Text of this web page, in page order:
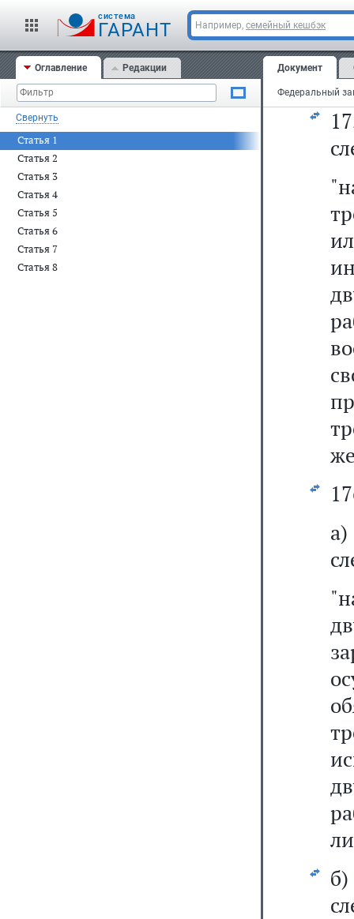
cистема
ГАРАНТ Например, семейный кешбэк
Оглавление Редакции
Свернуть
Статья 1
Статья 2
Статья 3
Статья 4
Статья 5
Статья 6
Статья 7
Статья 8
Документ
а)
б)